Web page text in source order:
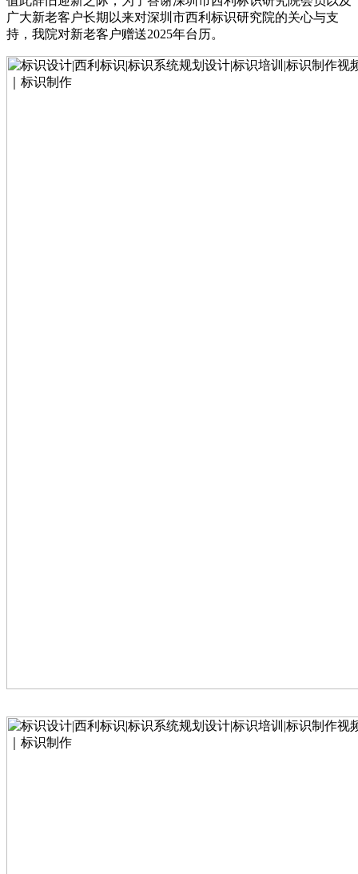
广大新老客户长期以来对深圳市西利标识研究院的关心与支
持，我院对新老客户赠送2025年台历。